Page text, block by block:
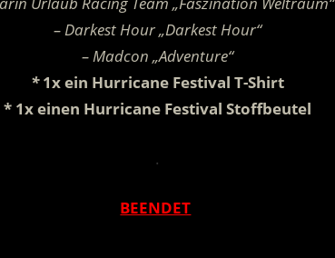
– Darkest Hour „Darkest Hour“
– Madcon „Adventure“
*1x ein Hurricane Festival T-Shirt
* 1x einen Hurricane Festival Stoffbeutel
.
BEENDET